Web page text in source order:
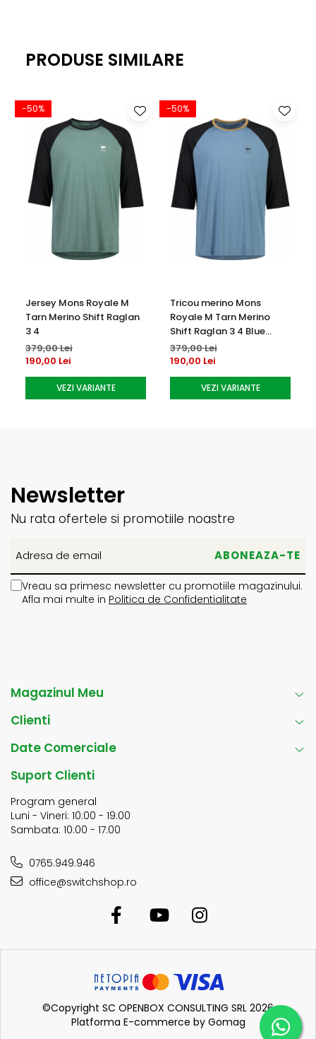
PRODUSE SIMILARE
-50%
Jersey Mons Royale M
Tarn Merino Shift Raglan
3 4
379,00 Lei
190,00 Lei
VEZI VARIANTE
-50%
Tricou merino Mons
Royale M Tarn Merino
Shift Raglan 3 4 Blue
Slate Black
379,00 Lei
190,00 Lei
VEZI VARIANTE
Newsletter
Nu rata ofertele si promotiile noastre
Vreau sa primesc newsletter cu promotiile magazinului.
Afla mai multe in Politica de Confidentialitate
Magazinul Meu
Clienti
Date Comerciale
Suport Clienti
Program general
Luni - Vineri: 10:00 - 19:00
Sambata: 10:00 - 17:00
0765.949.946
office@switchshop.ro
©Copyright SC OPENBOX CONSULTING SRL 2026
Platforma E-commerce by Gomag